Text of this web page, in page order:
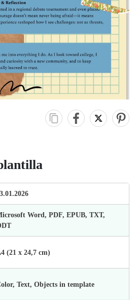
Word, PDF, EPUB, TXT,
(21 х 24,7 cm)
Text, Objects in template